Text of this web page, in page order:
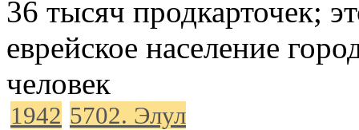
36 тысяч продкарточек;
еврейское население
человек
1942 5702. Элул